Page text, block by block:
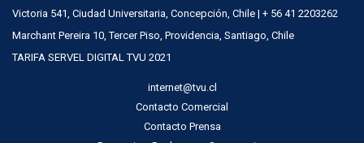
Victoria 541, Ciudad Universitaria, Concepción, Chile | + 56 41 2203262
Marchant Pereira 10, Tercer Piso, Providencia, Santiago, Chile
TARIFA SERVEL DIGITAL TVU 2021
internet@tvu.cl
Contacto Comercial
Contacto Prensa